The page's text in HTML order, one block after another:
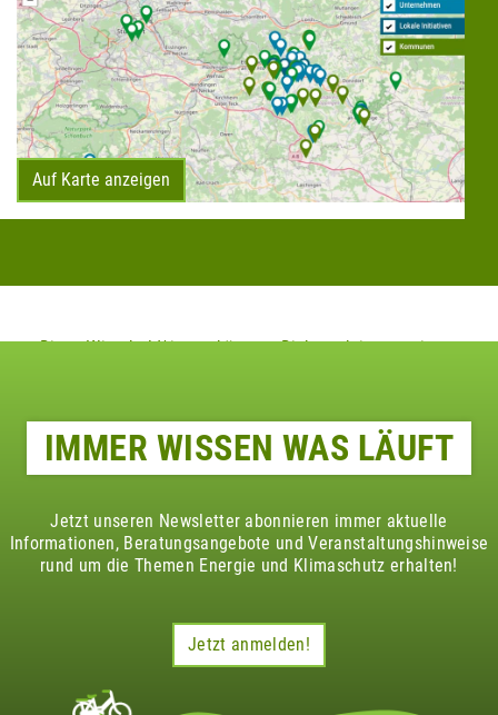
Auf Karte anzeigen
Diese Klimaheld*innen könnten Dich auch interessieren
IMMER WISSEN WAS LÄUFT
Jetzt unseren Newsletter abonnieren immer aktuelle
Informationen, Beratungsangebote und Veranstaltungshinweise
rund um die Themen Energie und Klimaschutz erhalten!
Jetzt anmelden!